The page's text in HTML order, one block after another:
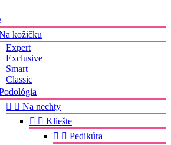
kožičku
Expert
Exclusive
Smart
Classic
  Na nechty
  Kliešte
  Pedikúra